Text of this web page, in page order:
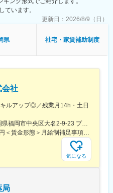
：00
ています。
更新日： 2026/8/9（日）
県 社宅・家賃補助制度
会社
ルアップ◎／残業月14h・土日
＜勤務地詳細＞本社住所：福岡県福岡市中央区大名2-9-23 プリオ福岡ビル勤務地最寄駅：地下鉄空港線／天神駅受動喫煙対策：屋内全面禁煙変更の範囲：会社の定める事業所
＜予定年収＞320万円～550万円＜賃金形態＞月給制補足事項なし＜賃金内訳＞月額（基本給）：200,000円～246,000円その他固定手当/月：20,000円～110,000円＜月給＞220,000円～356,000円＜昇給有無＞有＜残業手当＞有＜給与補足＞※実際の年収は面談・面接後に経歴や能力に応じて決定します※求人票の想定年収に当てはまらないケースも発生する可能性があります賞与年2回（2025年度実績4.4ヶ月）、昇給年1回住宅補助手当、家族手当、残業手当、休日出勤手当など賃金はあくまでも目安の金額であり、選考を通じて上下する可能性があります。月給(月額)は固定手当を含めた表記です。
気になる
局